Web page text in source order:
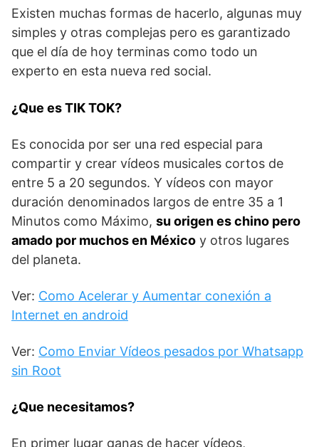
Existen muchas formas de hacerlo, algunas muy
simples y otras complejas pero es garantizado
que el día de hoy terminas como todo un
experto en esta nueva red social.
¿Que es TIK TOK?
Es conocida por ser una red especial para
compartir y crear vídeos musicales cortos de
entre 5 a 20 segundos. Y vídeos con mayor
duración denominados largos de entre 35 a 1
Minutos como Máximo, su origen es chino pero
amado por muchos en México y otros lugares
del planeta.
Ver: Como Acelerar y Aumentar conexión a
Internet en android
Ver: Como Enviar Vídeos pesados por Whatsapp
sin Root
¿Que necesitamos?
En primer lugar ganas de hacer vídeos,